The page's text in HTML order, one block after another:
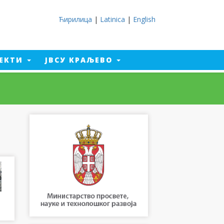
Ћирилица | Latinica | English
ЈВСУ КРАЉЕВО